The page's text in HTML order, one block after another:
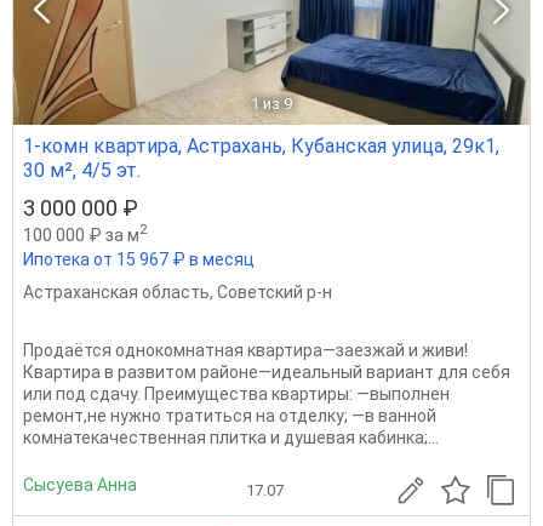
1 из 9
1-комн квартира, Астрахань, Кубанская улица, 29к1,
30 м², 4/5 эт.
3 000 000 ₽
100 000 ₽ за м2
Ипотека от 15 967 ₽ в месяц
Астраханская область, Советский р-н
Продаётся однокомнатная квартира—заезжай и живи!
Квартира в развитом районе—идеальный вариант для себя
или под сдачу. Преимущества квартиры: —выполнен
ремонт,не нужно тратиться на отделку; —в ванной
комнатекачественная плитка и душевая кабинка;...
Сысуева Анна 17.07